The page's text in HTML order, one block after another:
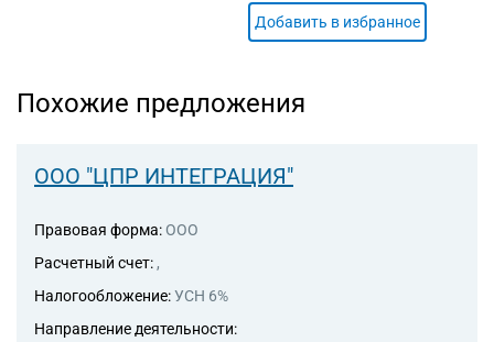
потребительскими товарами
46.6 Торговля оптовая
принадлежностями
46.9 Торговля оптовая
неспециализированная
Добавить в избранное
Похожие предложения
ООО "ЦПР ИНТЕГРАЦИЯ"
Правовая форма: ООО
Расчетный счет: ,
Налогообложение:УСН 6%
Направление деятельности: